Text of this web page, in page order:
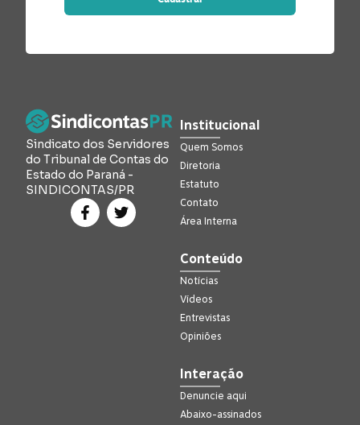
Sindicato dos Servidores
do Tribunal de Contas do
Estado do Paraná -
SINDICONTAS/PR
Institucional
Quem Somos
Diretoria
Estatuto
Contato
Área Interna
Conteúdo
Notícias
Vídeos
Entrevistas
Opiniões
Interação
Denuncie aqui
Abaixo-assinados